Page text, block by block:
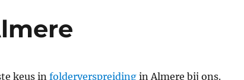
keus infolderverspreiding in Almere bij ons.